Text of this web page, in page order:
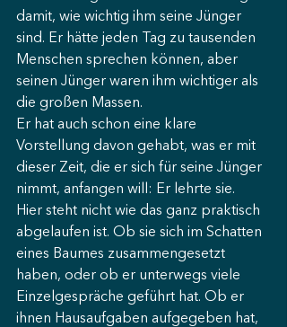
damit, wie wichtig ihm seine Jünger
sind. Er hätte jeden Tag zu tausenden
Menschen sprechen können, aber
seinen Jünger waren ihm wichtiger als
die großen Massen.
Er hat auch schon eine klare
Vorstellung davon gehabt, was er mit
dieser Zeit, die er sich für seine Jünger
nimmt, anfangen will: Er lehrte sie.
Hier steht nicht wie das ganz praktisch
abgelaufen ist. Ob sie sich im Schatten
eines Baumes zusammengesetzt
haben, oder ob er unterwegs viele
Einzelgespräche geführt hat. Ob er
ihnen Hausaufgaben aufgegeben hat,